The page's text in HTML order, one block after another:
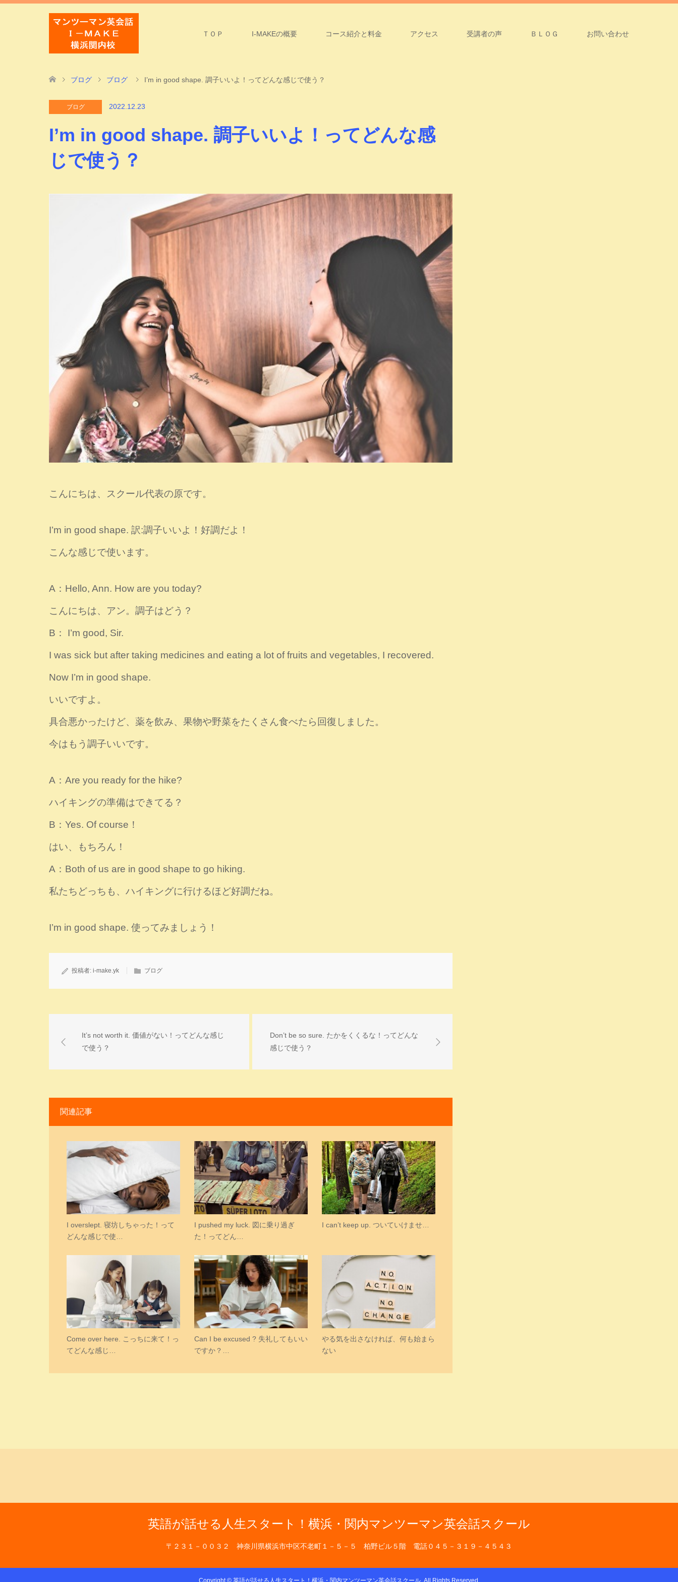
ＴＯＰ I-MAKEの概要 コース紹介と料金 アクセス 受講者の声 ＢＬＯＧ お問い合わせ
ブログ ブログ I’m in good shape. 調子いいよ！ってどんな感じで使う？
ブログ 2022.12.23
I’m in good shape. 調子いいよ！ってどんな感
じで使う？
こんにちは、スクール代表の原です。
I’m in good shape. 訳:調子いいよ！好調だよ！
こんな感じで使います。
A：Hello, Ann. How are you today?
こんにちは、アン。調子はどう？
B： I’m good, Sir.
I was sick but after taking medicines and eating a lot of fruits and vegetables, I recovered.
Now I’m in good shape.
いいですよ。
具合悪かったけど、薬を飲み、果物や野菜をたくさん食べたら回復しました。
今はもう調子いいです。
A：Are you ready for the hike?
ハイキングの準備はできてる？
B：Yes. Of course！
はい、もちろん！
A：Both of us are in good shape to go hiking.
私たちどっちも、ハイキングに行けるほど好調だね。
I’m in good shape. 使ってみましょう！
投稿者: i-make.yk ブログ
It’s not worth it. 価値がない！ってどんな感じ
で使う？
Don’t be so sure. たかをくくるな！ってどんな
感じで使う？
関連記事
I overslept. 寝坊しちゃった！って
どんな感じで使…
I pushed my luck. 図に乗り過ぎ
た！ってどん…
I can’t keep up. ついていけませ…
Come over here. こっちに来て！っ
てどんな感じ…
Can I be excused ? 失礼してもいい
ですか？…
やる気を出さなければ、何も始まら
ない
英語が話せる人生スタート！横浜・関内マンツーマン英会話スクール
〒２３１－００３２ 神奈川県横浜市中区不老町１－５－５ 柏野ビル５階 電話０４５－３１９－４５４３
Copyright © 英語が話せる人生スタート！横浜・関内マンツーマン英会話スクール. All Rights Reserved.